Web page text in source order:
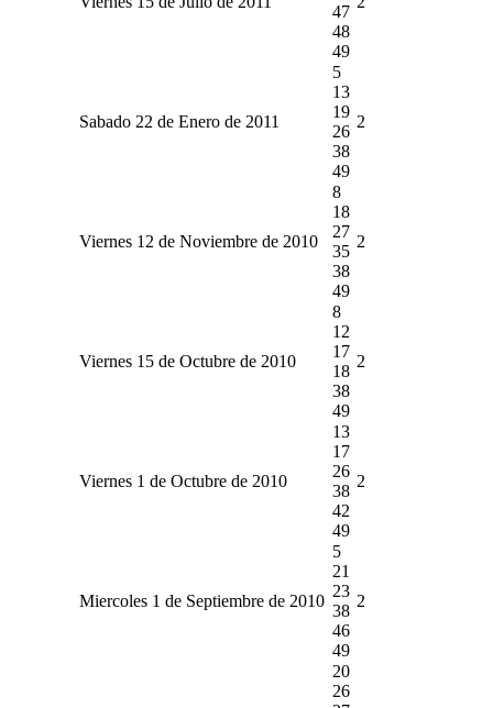
47
48
49
Sabado 22 de Enero de 2011
5
13
19
26
38
49
2
Viernes 12 de Noviembre de 2010
8
18
27
35
38
49
2
Viernes 15 de Octubre de 2010
8
12
17
18
38
49
2
Viernes 1 de Octubre de 2010
13
17
26
38
42
49
2
Miercoles 1 de Septiembre de 2010
5
21
23
38
46
49
2
20
26